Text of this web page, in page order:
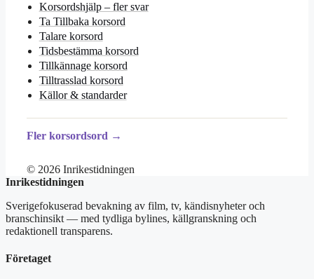
Korsordshjälp – fler svar
Ta Tillbaka korsord
Talare korsord
Tidsbestämma korsord
Tillkännage korsord
Tilltrasslad korsord
Källor & standarder
Fler korsordsord →
© 2026 Inrikestidningen
Inrikestidningen
Sverigefokuserad bevakning av film, tv, kändisnyheter och
branschinsikt — med tydliga bylines, källgranskning och
redaktionell transparens.
Företaget